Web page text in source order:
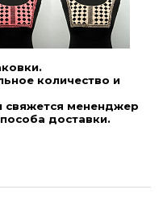
количество и
свяжется мененджер
доставки.